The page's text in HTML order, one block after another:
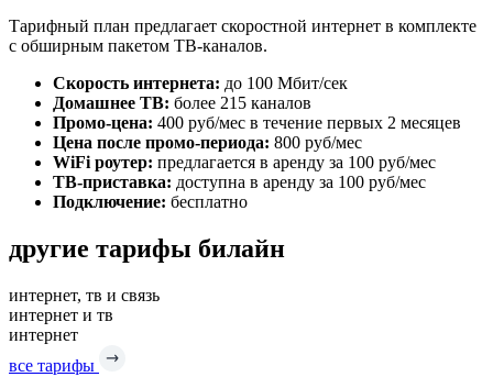
Тарифный план предлагает скоростной интернет в комплекте
с обширным пакетом ТВ-каналов.
Скорость интернета: до 100 Мбит/сек
Домашнее ТВ: более 215 каналов
Промо-цена: 400 руб/мес в течение первых 2 месяцев
Цена после промо-периода: 800 руб/мес
WiFi роутер: предлагается в аренду за 100 руб/мес
ТВ-приставка: доступна в аренду за 100 руб/мес
Подключение: бесплатно
другие тарифы билайн
интернет, тв и связь
интернет и тв
интернет
все тарифы